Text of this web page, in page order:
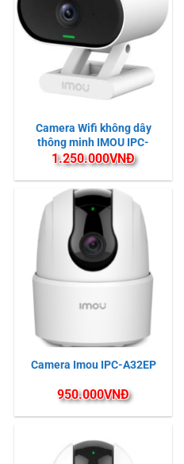
Camera Wifi không dây
thông minh IMOU IPC-
C22FP-C (VERSA)
1.250.000VNĐ
Camera Imou IPC-A32EP
950.000VNĐ